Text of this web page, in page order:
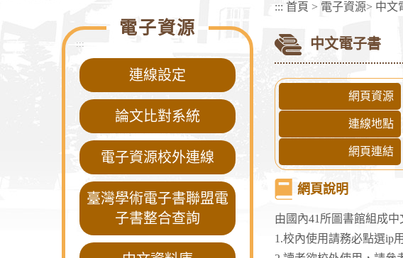
:::
電子資源
連線設定
論文比對系統
電子資源校外連線
臺灣學術電子書聯盟電
子書整合查詢
::: 首頁 > 電子資源> 中文
中文電子書
網頁資源
連線地點
網頁連結
網頁說明
由國內41所圖書館組成
1.校內使用請務必點選ip